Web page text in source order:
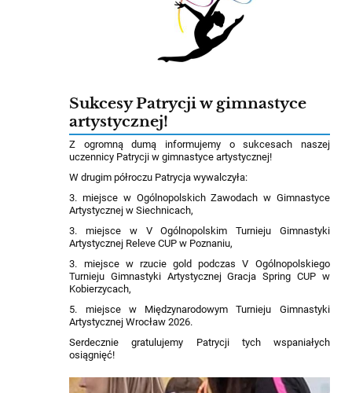
Sukcesy Patrycji w gimnastyce
artystycznej!
Z ogromną dumą informujemy o sukcesach naszej
uczennicy Patrycji w gimnastyce artystycznej!
W drugim półroczu Patrycja wywalczyła:
3. miejsce w Ogólnopolskich Zawodach w Gimnastyce
Artystycznej w Siechnicach,
3. miejsce w V Ogólnopolskim Turnieju Gimnastyki
Artystycznej Releve CUP w Poznaniu,
3. miejsce w rzucie gold podczas V Ogólnopolskiego
Turnieju Gimnastyki Artystycznej Gracja Spring CUP w
Kobierzycach,
5. miejsce w Międzynarodowym Turnieju Gimnastyki
Artystycznej Wrocław 2026.
Serdecznie gratulujemy Patrycji tych wspaniałych
osiągnięć!